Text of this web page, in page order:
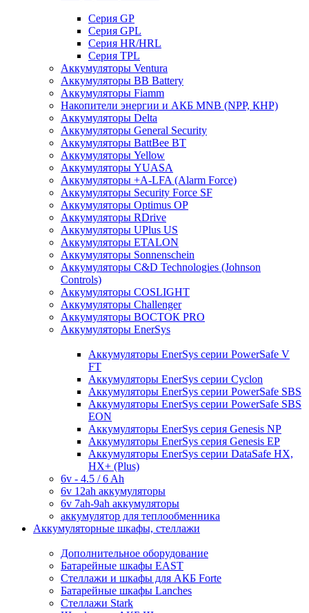
Cерия GP
Серия GPL
Серия HR/HRL
Серия TPL
Аккумуляторы Ventura
Аккумуляторы BB Battery
Аккумуляторы Fiamm
Накопители энергии и АКБ MNB (NPP, КНР)
Аккумуляторы Delta
Аккумуляторы General Security
Аккумуляторы BattBee BT
Аккумуляторы Yellow
Аккумуляторы YUASA
Аккумуляторы +A-LFA (Alarm Force)
Аккумуляторы Security Force SF
Аккумуляторы Optimus OP
Аккумуляторы RDrive
Аккумуляторы UPlus US
Аккумуляторы ETALON
Аккумуляторы Sonnenschein
Аккумуляторы С&D Technologies (Johnson
Controls)
Аккумуляторы COSLIGHT
Аккумуляторы Challenger
Аккумуляторы ВОСТОК PRO
Аккумуляторы EnerSys
Аккумуляторы EnerSys серии PowerSafe V
FT
Аккумуляторы EnerSys серии Cyclon
Аккумуляторы EnerSys серии PowerSafe SBS
Аккумуляторы EnerSys серии PowerSafe SBS
EON
Аккумуляторы EnerSys серия Genesis NP
Аккумуляторы EnerSys серия Genesis EP
Аккумуляторы EnerSys серии DataSafe HX,
HX+ (Plus)
6v - 4.5 / 6 Ah
6v 12ah аккумуляторы
6v 7ah-9ah аккумуляторы
аккумулятор для теплообменника
Аккумуляторные шкафы, стеллажи
Дополнительное оборудование
Батарейные шкафы EAST
Стеллажи и шкафы для АКБ Forte
Батарейные шкафы Lanches
Стеллажи Stark